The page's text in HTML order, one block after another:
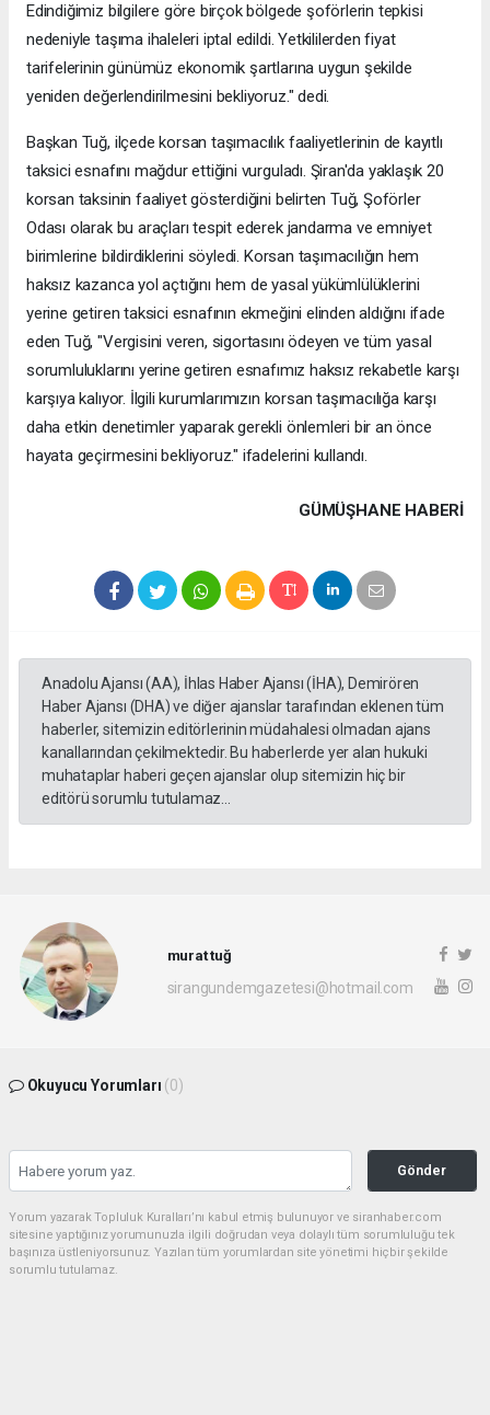
Edindiğimiz bilgilere göre birçok bölgede şoförlerin tepkisi
nedeniyle taşıma ihaleleri iptal edildi. Yetkililerden fiyat
tarifelerinin günümüz ekonomik şartlarına uygun şekilde
yeniden değerlendirilmesini bekliyoruz." dedi.
Başkan Tuğ, ilçede korsan taşımacılık faaliyetlerinin de kayıtlı
taksici esnafını mağdur ettiğini vurguladı. Şiran'da yaklaşık 20
korsan taksinin faaliyet gösterdiğini belirten Tuğ, Şoförler
Odası olarak bu araçları tespit ederek jandarma ve emniyet
birimlerine bildirdiklerini söyledi. Korsan taşımacılığın hem
haksız kazanca yol açtığını hem de yasal yükümlülüklerini
yerine getiren taksici esnafının ekmeğini elinden aldığını ifade
eden Tuğ, "Vergisini veren, sigortasını ödeyen ve tüm yasal
sorumluluklarını yerine getiren esnafımız haksız rekabetle karşı
karşıya kalıyor. İlgili kurumlarımızın korsan taşımacılığa karşı
daha etkin denetimler yaparak gerekli önlemleri bir an önce
hayata geçirmesini bekliyoruz." ifadelerini kullandı.
GÜMÜŞHANE HABERİ
Anadolu Ajansı (AA), İhlas Haber Ajansı (İHA), Demirören
Haber Ajansı (DHA) ve diğer ajanslar tarafından eklenen tüm
haberler, sitemizin editörlerinin müdahalesi olmadan ajans
kanallarından çekilmektedir. Bu haberlerde yer alan hukuki
muhataplar haberi geçen ajanslar olup sitemizin hiç bir
editörü sorumlu tutulamaz...
murat tuğ
sirangundemgazetesi@hotmail.com
Okuyucu Yorumları (0)
Gönder
Yorum yazarak Topluluk Kuralları’nı kabul etmiş bulunuyor ve siranhaber.com
sitesine yaptığınız yorumunuzla ilgili doğrudan veya dolaylı tüm sorumluluğu tek
başınıza üstleniyorsunuz. Yazılan tüm yorumlardan site yönetimi hiçbir şekilde
sorumlu tutulamaz.